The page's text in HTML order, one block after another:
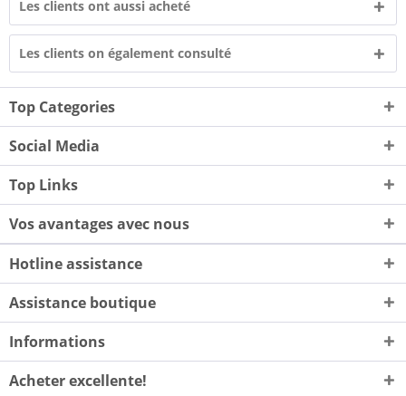
Les clients ont aussi acheté
Les clients on également consulté
Top Categories
Social Media
Top Links
Vos avantages avec nous
Hotline assistance
Assistance boutique
Informations
Acheter excellente!